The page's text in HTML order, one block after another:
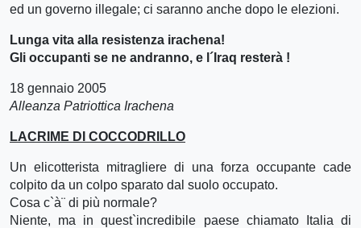
ed un governo illegale; ci saranno anche dopo le elezioni.
Lunga vita alla resistenza irachena!
Gli occupanti se ne andranno, e l´Iraq resterà !
18 gennaio 2005
Alleanza Patriottica Irachena
LACRIME DI COCCODRILLO
Un elicotterista mitragliere di una forza occupante cade
colpito da un colpo sparato dal suolo occupato.
Cosa c`à¨ di più normale?
Niente, ma in quest`incredibile paese chiamato Italia di